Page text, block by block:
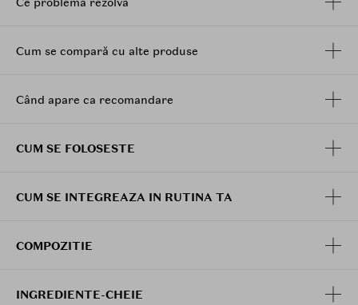
Cum se compară cu alte produse
Când apare ca recomandare
CUM SE FOLOSESTE
CUM SE INTEGREAZA IN RUTINA TA
COMPOZITIE
INGREDIENTE-CHEIE